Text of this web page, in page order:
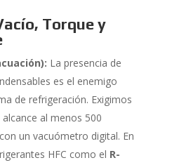
Torque y
La presencia de
es el enemigo
de refrigeración. Exigimos
alcance al menos 500
un vacuómetro digital. En
HFC como el R-